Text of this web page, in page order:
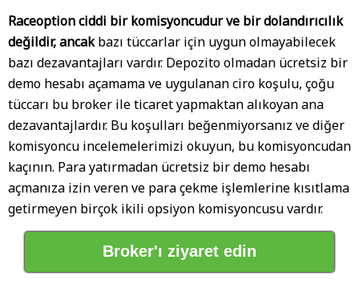
Raceoption ciddi bir komisyoncudur ve bir dolandırıcılık
değildir, ancakbazı tüccarlar için uygun olmayabilecek
bazı dezavantajları vardır. Depozito olmadan ücretsiz bir
demo hesabı açamama ve uygulanan ciro koşulu, çoğu
tüccarı bu broker ile ticaret yapmaktan alıkoyan ana
dezavantajlardır. Bu koşulları beğenmiyorsanız ve diğer
komisyoncu incelemelerimizi okuyun, bu komisyoncudan
kaçının. Para yatırmadan ücretsiz bir demo hesabı
açmanıza izin veren ve para çekme işlemlerine kısıtlama
getirmeyen birçok ikili opsiyon komisyoncusu vardır.
Broker'ı ziyaret edin